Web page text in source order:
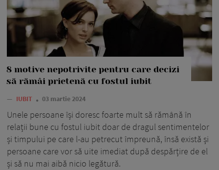
8 motive nepotrivite pentru care decizi
să rămâi prietenă cu fostul iubit
— IUBIT 03 martie 2024
Unele persoane își doresc foarte mult să rămână în
relații bune cu fostul iubit doar de dragul sentimentelor
și timpului pe care l-au petrecut împreună, însă există și
persoane care vor să uite imediat după despărțire de el
și să nu mai aibă nicio legătură.